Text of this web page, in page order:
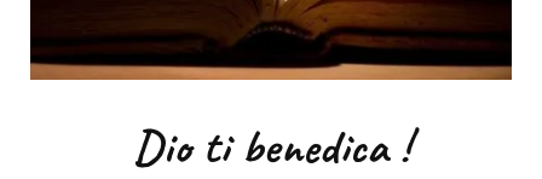
Dio ti benedica !